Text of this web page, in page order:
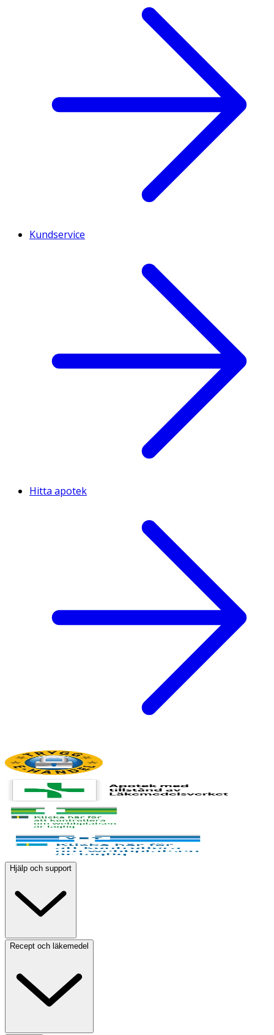
Kundservice
Hitta apotek
Hjälp och support
Recept och läkemedel